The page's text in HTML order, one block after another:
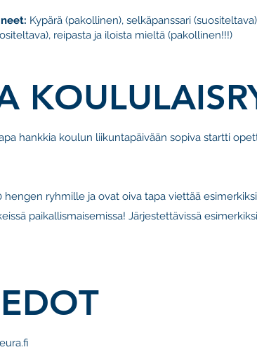
Kypärä (pakollinen), selkäpanssari
reipasta ja iloista mieltä (pakollinen!!!)
hankkia koulun liikuntapäivään sopiva startti
hengen ryhmille ja ovat oiva tapa viettää
paikallismaisemissa! Järjestettävissä